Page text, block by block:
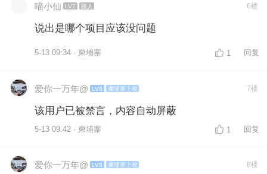
喵小仙 LV7 路人 6楼
说出是哪个项目应该没问题
5-13 09:34 · 柬埔寨 1 回复
爱你一万年@ LV8 柬埔寨上校 7楼
该用户已被禁言，内容自动屏蔽
5-13 09:42 · 柬埔寨 1 回复
爱你一万年@ LV8 柬埔寨上校 8楼